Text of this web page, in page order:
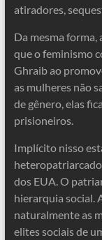
atiradores,
Da mesma
que o feminismo
Ghraib ao
as mulheres não
de gênero, elas
prisioneiros.
Implícito nisso
dos EUA. O
hierarquia social.
naturalmente as
elites sociais de